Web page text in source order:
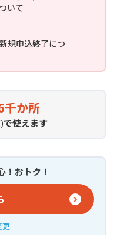
いて
規申込終了につ
千か所
で使えます
！おトク！
更